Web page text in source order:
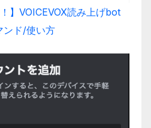
】VOICEVOX読み上げbot
ンド/使い方